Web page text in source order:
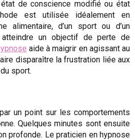
état de conscience modifié ou état
est utilisée idéalement en
alimentaire, d’un sport ou d’un
atteindre un objectif de perte de
aide à maigrir en agissant au
disparaître la frustration liée aux
sport.
un point sur les comportements
Quelques minutes sont ensuite
profonde. Le praticien en hypnose